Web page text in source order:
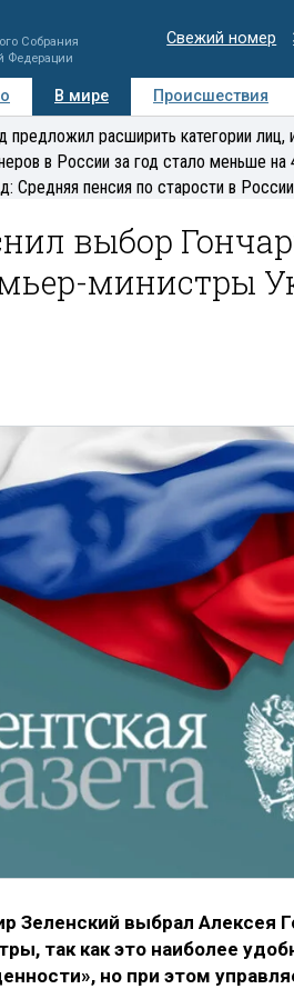
Собрания
Федерации
Свежий номер
В мире Происшествия
Регионы Медиацентр
предложил расширить категории
в России за год стало меньше на
Средняя пенсия по старости в
выбор
министры
Зеленский выбрал Алексея
так как это наиболее
но при этом